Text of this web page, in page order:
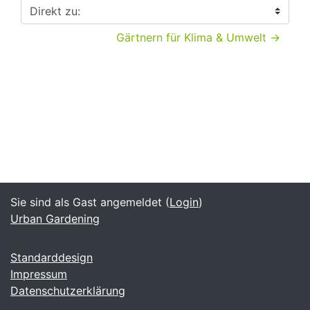
Direkt zu:
Gärtnern für Klima & Umwelt →
Sie sind als Gast angemeldet (Login)
Urban Gardening
Standarddesign
Impressum
Datenschutzerklärung